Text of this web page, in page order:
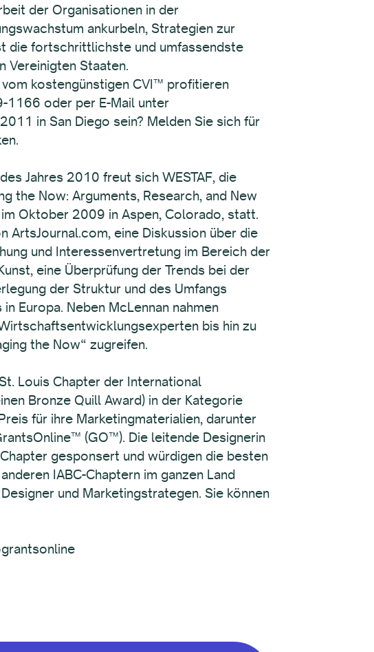
der Organisationen in der
ankurbeln, Strategien zur
die fortschrittlichste und umfassendste
Vereinigten Staaten.
kostengünstigen CVI™ profitieren
1166 oder per E-Mail unter
in San Diego sein? Melden Sie sich für
Jahres 2010 freut sich WESTAF, die
the Now: Arguments, Research, and New
Oktober 2009 in Aspen, Colorado, statt.
ArtsJournal.com, eine Diskussion über die
und Interessenvertretung im Bereich der
eine Überprüfung der Trends bei der
der Struktur und des Umfangs
Europa. Neben McLennan nahmen
bis hin zu
the Now“ zugreifen.
Louis Chapter der International
Bronze Quill Award) in der Kategorie
für ihre Marketingmaterialien, darunter
(GO™). Die leitende Designerin
gesponsert und würdigen die besten
IABC-Chaptern im ganzen Land
und Marketingstrategen. Sie können